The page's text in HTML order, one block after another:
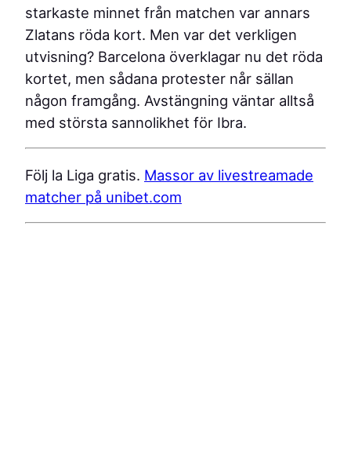
starkaste minnet från matchen var annars
Zlatans röda kort. Men var det verkligen
utvisning? Barcelona överklagar nu det röda
kortet, men sådana protester når sällan
någon framgång. Avstängning väntar alltså
med största sannolikhet för Ibra.
Följ la Liga gratis. Massor av livestreamade
matcher på unibet.com